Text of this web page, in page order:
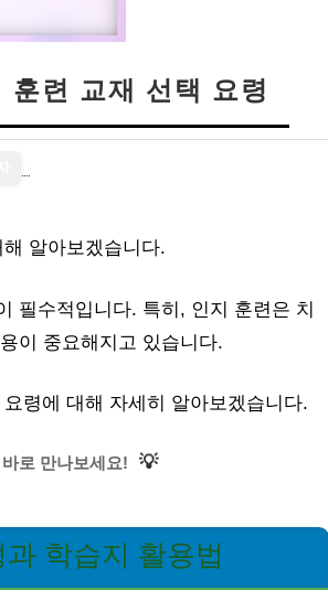
련 교재 선택 요령
알아보겠습니다.
필수적입니다. 특히, 인지 훈련은 치
이 중요해지고 있습니다.
령에 대해 자세히 알아보겠습니다.
로 만나보세요! 💡
학습지 활용법